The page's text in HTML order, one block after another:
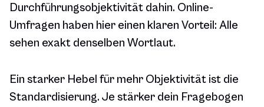
Durchführungsobjektivität dahin. Online-
Umfragen haben hier einen klaren Vorteil: Alle
sehen exakt denselben Wortlaut.
Ein starker Hebel für mehr Objektivität ist die
Standardisierung. Je stärker dein Fragebogen